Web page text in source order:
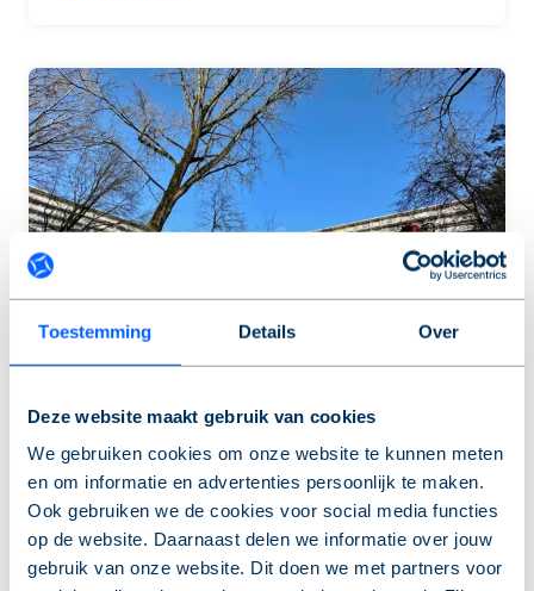
Toestemming Details Over
Deze website maakt gebruik van cookies
We gebruiken cookies om onze website te kunnen meten
en om informatie en advertenties persoonlijk te maken.
Ook gebruiken we de cookies voor social media functies
op de website. Daarnaast delen we informatie over jouw
gebruik van onze website. Dit doen we met partners voor
8-6-2026
Groen licht voor aanpak 5 flats
in Molenwijk